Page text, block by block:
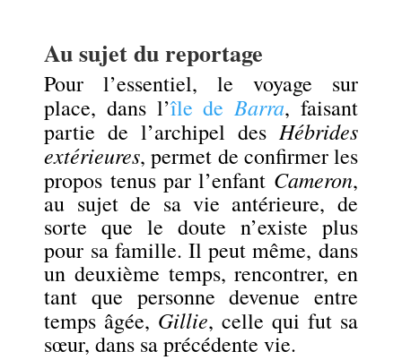
Au sujet du reportage
Pour l’essentiel, le voyage sur
place, dans l’île de Barra, faisant
partie de l’archipel des Hébrides
extérieures, permet de confirmer les
propos tenus par l’enfant Cameron,
au sujet de sa vie antérieure, de
sorte que le doute n’existe plus
pour sa famille. Il peut même, dans
un deuxième temps, rencontrer, en
tant que personne devenue entre
temps âgée, Gillie, celle qui fut sa
sœur, dans sa précédente vie.